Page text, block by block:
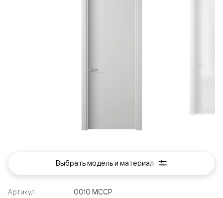
Артикул
0010 МССР
Выбрать модель и материал